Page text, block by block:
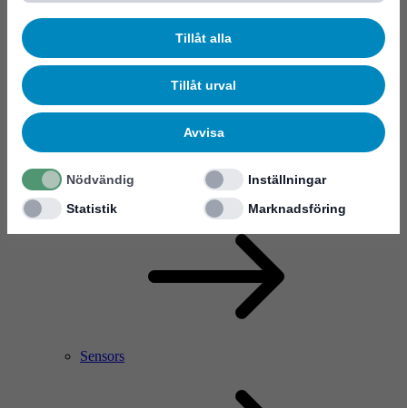
Tillåt alla
Tillåt urval
Avvisa
Nödvändig
Inställningar
Statistik
Marknadsföring
RF Power Amplifier & Microwave Device
Sensors